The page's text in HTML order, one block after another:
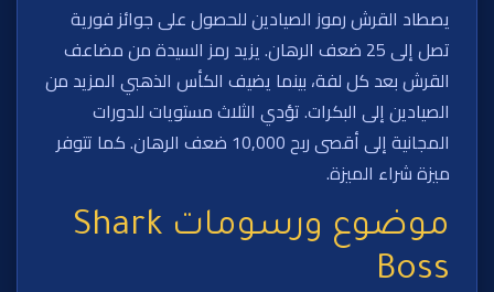
يصطاد القرش رموز الصيادين للحصول على جوائز فورية
تصل إلى 25 ضعف الرهان. يزيد رمز السيدة من مضاعف
القرش بعد كل لفة، بينما يضيف الكأس الذهبي المزيد من
الصيادين إلى البكرات. تؤدي الثلاث مستويات للدورات
المجانية إلى أقصى ربح 10,000 ضعف الرهان. كما تتوفر
ميزة شراء الميزة.
موضوع ورسومات Shark
Boss